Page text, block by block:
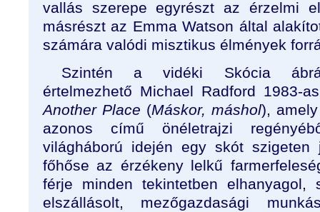
vallás szerepe egyrészt az érzelmi
másrészt az Emma Watson által
számára valódi misztikus élmények
Szintén a vidéki Skócia
értelmezhető Michael Radford 1983-
Another Place (Máskor, máshol),
azonos című önéletrajzi
világháború idején egy skót szigeten
főhőse az érzékeny lelkű
férje minden tekintetben
elszállásolt, mezőgazdasági